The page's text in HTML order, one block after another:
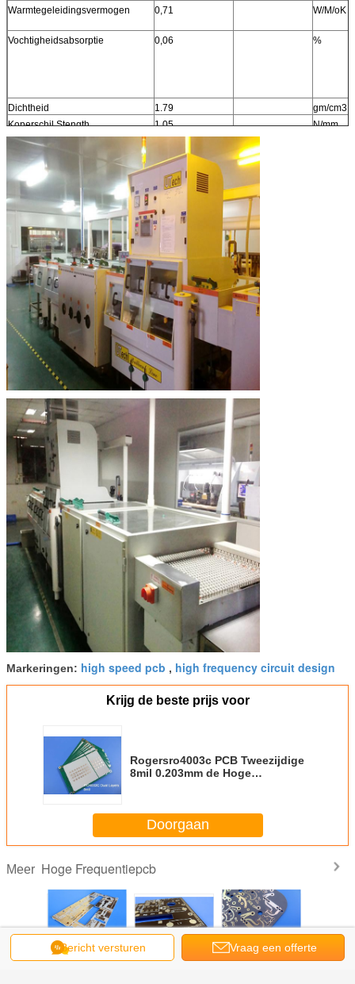
Warmtegeleidingsvermogen
0,71 W/M/oK
Vochtigheidsabsorptie 0,06 %
Dichtheid 1.79
gm/cm3
Koperschil Stength
1.05
(6,0)
N/mm
Brandbaarheid
N/A
Loodvrij Procescompatibel
systeem
Ja
Markeringen: high speed pcb , high frequency circuit design
Krijg de beste prijs voor
Rogersro4003c PCB Tweezijdige
8mil 0.203mm de Hoge
Doorgaan
Meer Hoge Frequentiepcb
het
TSM-DS3 High
F4BTMS
F4BTME PCB's
Op zoek
Bericht versturen Vraag een offerte